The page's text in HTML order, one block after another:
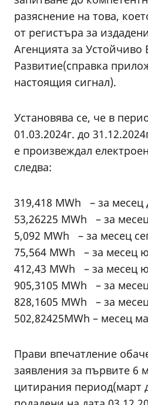
разяснение на това,
от регистъра за
Агенцията за Устойчиво
Развитие(справка
настоящия сигнал).
Установява се, че в
01.03.2024г. до
е произвеждал
следва:
319,418 MWh – за месец
53,26225 MWh – за
5,092 MWh – за месец
75,564 MWh – за месец
412,43 MWh – за месец
905,3105 MWh – за
828,1605 MWh – за
502,82425MWh – месец
Прави впечатление
заявления за първите 6
цитирания период(март